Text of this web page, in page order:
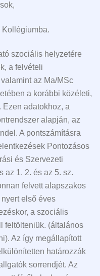
szociális helyzetére
a felvételi
az Ma/MSc
a korábbi közéleti,
adatokhoz, a
alapján, az
A pontszámításra
Pontozásos
és Szervezeti
az 1. 2. és az 5. sz.
felvett alapszakos
első éves
a szociális
feltölteniük. (általános
Az így megállapított
határozzák
sorrendjét. Az